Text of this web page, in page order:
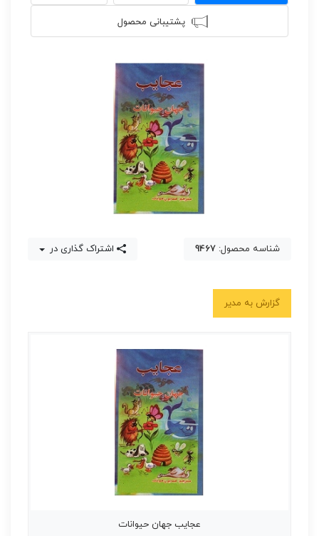
پشتیبانی محصول
شناسه محصول: 9467 اشتراک گذاری در
گزارش به مدیر
عجایب جهان حیوانات